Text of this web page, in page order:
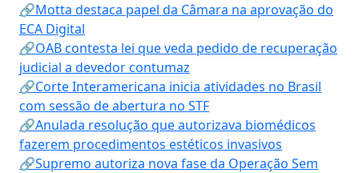
🔗Motta destaca papel da Câmara na aprovação do
ECA Digital
🔗OAB contesta lei que veda pedido de recuperação
judicial a devedor contumaz
🔗Corte Interamericana inicia atividades no Brasil
com sessão de abertura no STF
🔗Anulada resolução que autorizava biomédicos
fazerem procedimentos estéticos invasivos
🔗Supremo autoriza nova fase da Operação Sem